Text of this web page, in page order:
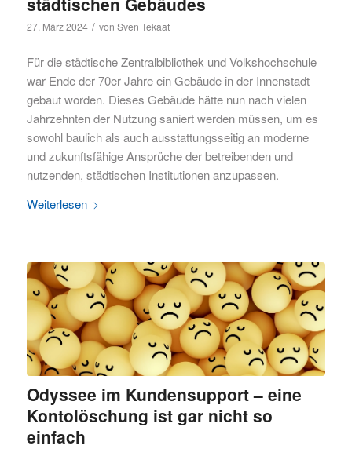
27. März 2024 / von Sven Tekaat
Für die städtische Zentralbibliothek und Volkshochschule
war Ende der 70er Jahre ein Gebäude in der Innenstadt
gebaut worden. Dieses Gebäude hätte nun nach vielen
Jahrzehnten der Nutzung saniert werden müssen, um es
sowohl baulich als auch ausstattungsseitig an moderne
und zukunftsfähige Ansprüche der betreibenden und
nutzenden, städtischen Institutionen anzupassen.
Weiterlesen
Odyssee im Kundensupport – eine
Kontolöschung ist gar nicht so
einfach